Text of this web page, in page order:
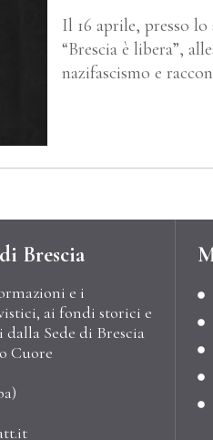
Il 16 aprile, presso
“Brescia è libera”,
nazifascismo e
Brescia
e i
ai fondi storici e
Sede di Brescia
Cuore
)